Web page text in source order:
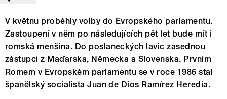
V květnu proběhly volby do Evropského parlamentu.
Zastoupení v něm po následujících pět let bude mít i
romská menšina. Do poslaneckých lavic zasednou
zástupci z Maďarska, Německa a Slovenska. Prvním
Romem v Evropském parlamentu se v roce 1986 stal
španělský socialista Juan de Dios Ramírez Heredia.